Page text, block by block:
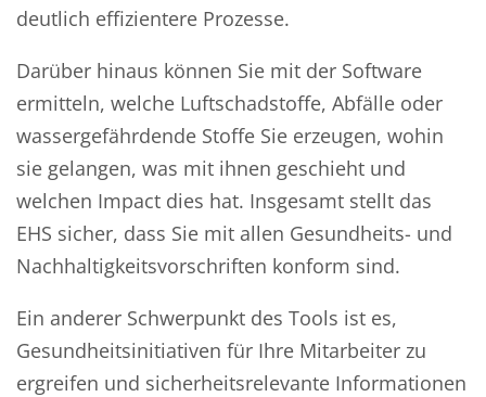
deutlich effizientere Prozesse.
Darüber hinaus können Sie mit der Software
ermitteln, welche Luftschadstoffe, Abfälle oder
wassergefährdende Stoffe Sie erzeugen, wohin
sie gelangen, was mit ihnen geschieht und
welchen Impact dies hat. Insgesamt stellt das
EHS sicher, dass Sie mit allen Gesundheits- und
Nachhaltigkeitsvorschriften konform sind.
Ein anderer Schwerpunkt des Tools ist es,
Gesundheitsinitiativen für Ihre Mitarbeiter zu
ergreifen und sicherheitsrelevante Informationen